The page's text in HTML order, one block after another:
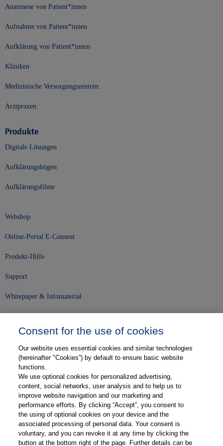
Anamnese von Patient*innen
Aufnahme von Patient*innen
Aufklärung von Patient*innen
Kliniken
Medizinische Versorgungszentren
Arztpraxen
Produkte
Digitale Lösungen
Aufklärungsbögen
Aufklärungsfilme
Webshop
Online-Portal E-Consent
Produkt-Hilfe
Support
Whitepaper & Infomaterial
Karriere
Kontakt
Web-Semniare
Anwenderberichte
Partner
Consent for the use of cookies
Our website uses essential cookies and similar technologies
(hereinafter "Cookies”) by default to ensure basic website
functions.
We use optional cookies for personalized advertising,
content, social networks, user analysis and to help us to
improve website navigation and our marketing and
performance efforts. By clicking “Accept”, you consent to
the using of optional cookies on your device and the
associated processing of personal data. Your consent is
voluntary, and you can revoke it at any time by clicking the
button at the bottom right of the page. Further details can be